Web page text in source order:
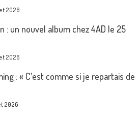
2026
: un nouvel album chez 4AD le 25
2026
: « C’est comme si je repartais de
2026